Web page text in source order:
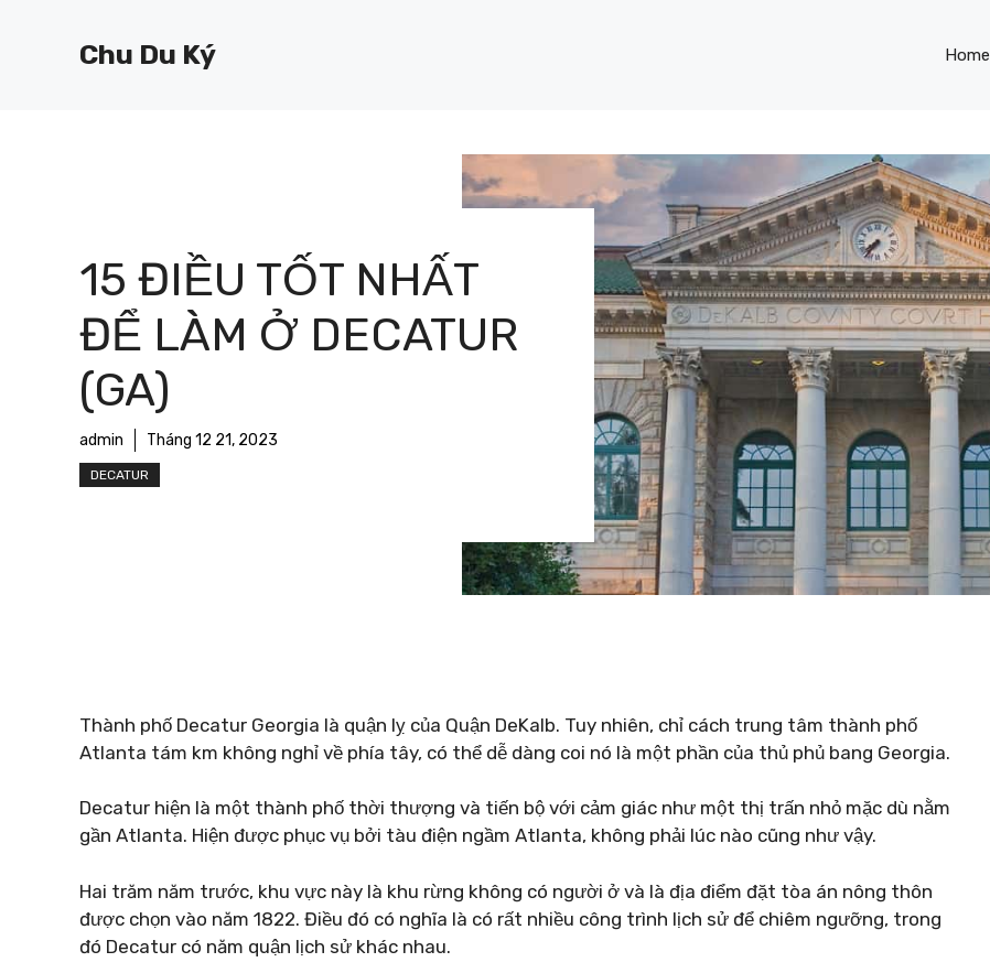
Chu Du Ký Home
15 ĐIỀU TỐT NHẤT
ĐỂ LÀM Ở DECATUR
(GA)
admin Tháng 12 21, 2023
DECATUR
Thành phố Decatur Georgia là quận lỵ của Quận DeKalb. Tuy nhiên, chỉ cách trung tâm thành phố
Atlanta tám km không nghỉ về phía tây, có thể dễ dàng coi nó là một phần của thủ phủ bang Georgia.
Decatur hiện là một thành phố thời thượng và tiến bộ với cảm giác như một thị trấn nhỏ mặc dù nằm
gần Atlanta. Hiện được phục vụ bởi tàu điện ngầm Atlanta, không phải lúc nào cũng như vậy.
Hai trăm năm trước, khu vực này là khu rừng không có người ở và là địa điểm đặt tòa án nông thôn
được chọn vào năm 1822. Điều đó có nghĩa là có rất nhiều công trình lịch sử để chiêm ngưỡng, trong
đó Decatur có năm quận lịch sử khác nhau.